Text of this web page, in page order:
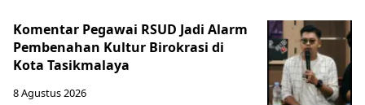
Komentar Pegawai RSUD Jadi Alarm
Pembenahan Kultur Birokrasi di
Kota Tasikmalaya
8 Agustus 2026